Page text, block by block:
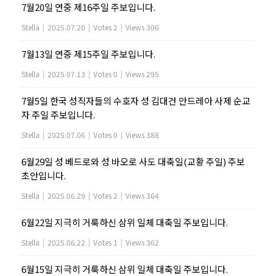
7월20일 연중 제16주일 주보입니다.
Stella | 2025.07.20 | Votes 2 | Views 306
7월13일 연중 제15주일 주보입니다.
Stella | 2025.07.13 | Votes 0 | Views 295
7월5일 한국 성직자들의 수호자 성 김대건 안드레아 사제 순교
자 주일 주보입니다.
Stella | 2025.07.06 | Votes 0 | Views 388
6월29일 성 베드로와 성 바오로 사도 대축일(교황 주일) 주보
초안입니다.
Stella | 2025.06.29 | Votes 2 | Views 364
6월22일 지극히 거룩하신 삼위 일체 대축일 주보입니다.
Stella | 2025.06.22 | Votes 1 | Views 362
6월15일 지극히 거룩하신 삼위 일체 대축일 주보입니다.